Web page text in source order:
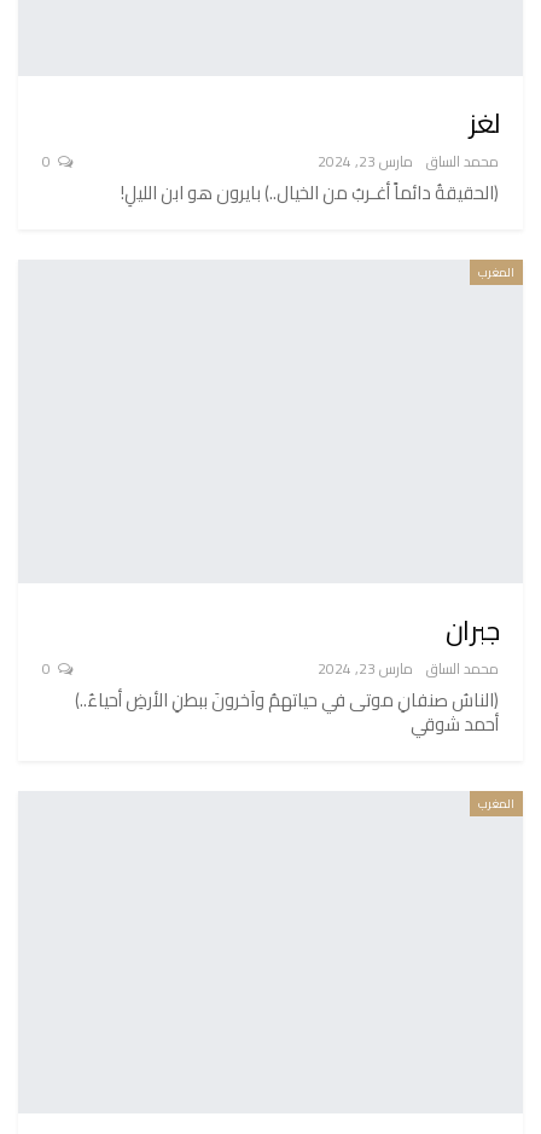
لغز
محمد الساق مارس 23, 2024
(الحقيقةُ دائماً أغـربُ من الخيال..) بايرون هو ابن الليلِ!
المغرب
جبران
محمد الساق مارس 23, 2024
(الناسُ صنفانِ موتى في حياتهمُ وآخرونَ ببطنِ الأرضِ أحياءُ..)
أحمد شوقي
المغرب